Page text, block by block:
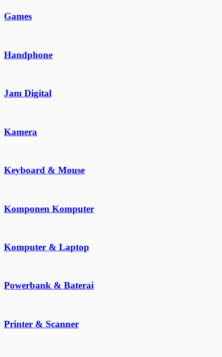
Games
Handphone
Jam Digital
Kamera
Keyboard & Mouse
Komponen Komputer
Komputer & Laptop
Powerbank & Baterai
Printer & Scanner